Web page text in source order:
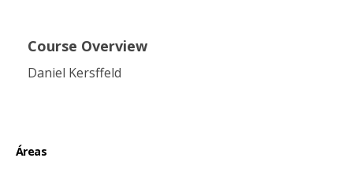
Course Overview
Daniel Kersffeld
Áreas